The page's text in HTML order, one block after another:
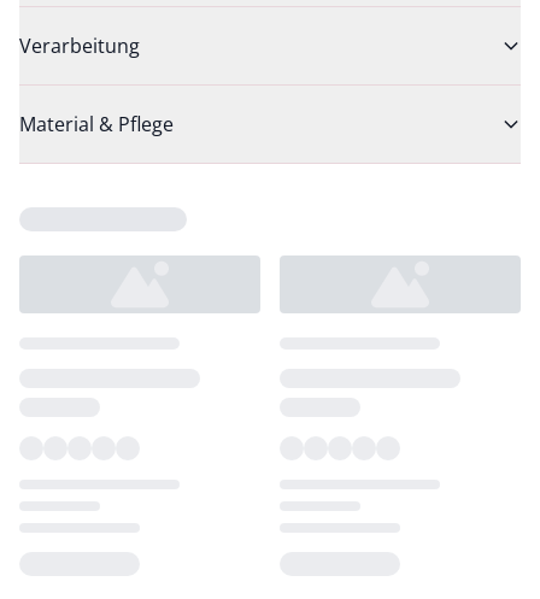
Verarbeitung
Material & Pflege